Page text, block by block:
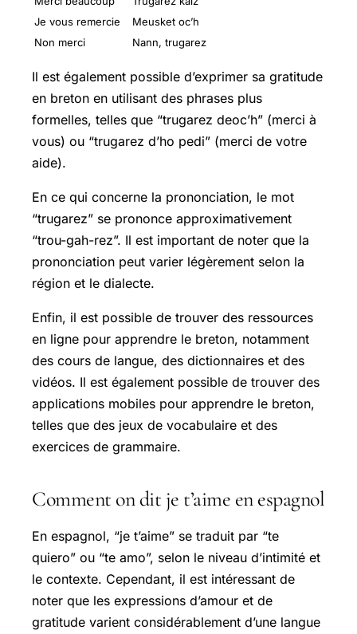
Je vous remercie
Meusket oc’h
Non merci
Nann, trugarez
Il est également possible d’exprimer sa gratitude
en breton en utilisant des phrases plus
formelles, telles que “trugarez deoc’h” (merci à
vous) ou “trugarez d’ho pedi” (merci de votre
aide).
En ce qui concerne la prononciation, le mot
“trugarez” se prononce approximativement
“trou-gah-rez”. Il est important de noter que la
prononciation peut varier légèrement selon la
région et le dialecte.
Enfin, il est possible de trouver des ressources
en ligne pour apprendre le breton, notamment
des cours de langue, des dictionnaires et des
vidéos. Il est également possible de trouver des
applications mobiles pour apprendre le breton,
telles que des jeux de vocabulaire et des
exercices de grammaire.
Comment on dit je t’aime en espagnol
En espagnol, “je t’aime” se traduit par “te
quiero” ou “te amo”, selon le niveau d’intimité et
le contexte. Cependant, il est intéressant de
noter que les expressions d’amour et de
gratitude varient considérablement d’une langue